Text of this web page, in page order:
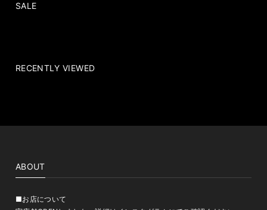
SALE
RECENTLY VIEWED
ABOUT
■お店について